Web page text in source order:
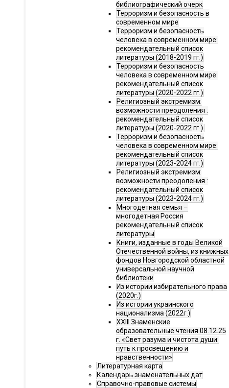
библиографический очерк
Терроризм и безопасность в
современном мире
Терроризм и безопасность
человека в современном мире:
рекомендательный список
литературы (2018-2019 гг.)
Терроризм и безопасность
человека в современном мире:
рекомендательный список
литературы (2020-2022 гг.)
Религиозный экстремизм:
возможности преодоления :
рекомендательный список
литературы (2020-2022 гг.).
Терроризм и безопасность
человека в современном мире:
рекомендательный список
литературы (2023-2024 гг.)
Религиозный экстремизм:
возможности преодоления :
рекомендательный список
литературы (2023-2024 гг.)
Многодетная семья –
многодетная Россия
рекомендательный список
литературы
Книги, изданные в годы Великой
Отечественной войны, из книжных
фондов Новгородской областной
универсальной научной
библиотеки
Из истории избирательного права
(2020г.)
Из истории украинского
национализма (2022г.)
XXIII Знаменские
образовательные чтения 08.12.25
г. «Свет разума и чистота души:
путь к просвещению и
нравственности»
Литературная карта
Календарь знаменательных дат
Справочно-правовые системы